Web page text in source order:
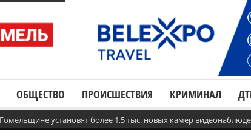
ОБЩЕСТВО ПРОИСШЕСТВИЯ КРИМИНАЛ
установят более 1,5 тыс. новых камер